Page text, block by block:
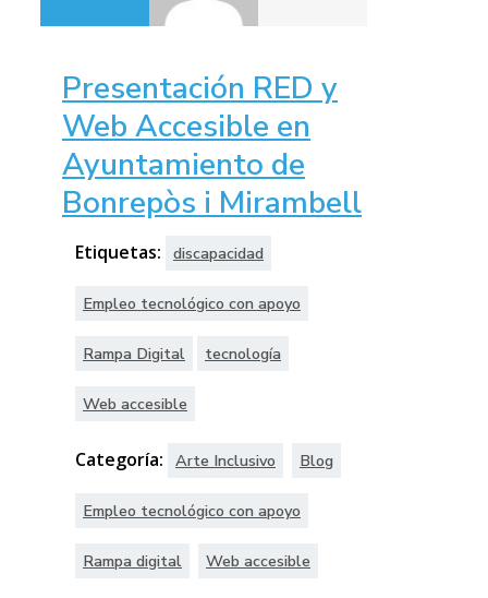
Presentación RED y
Web Accesible en
Ayuntamiento de
Bonrepòs i Mirambell
Etiquetas: discapacidad
Empleo tecnológico con apoyo
Rampa Digital tecnología
Web accesible
Categoría: Arte Inclusivo Blog
Empleo tecnológico con apoyo
Rampa digital Web accesible